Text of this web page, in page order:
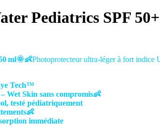
Pediatrics SPF
ml🌞👶Photoprotecteur ultra-léger à fort indice
Tech™
Wet Skin sans compromis👶
testé pédiatriquement
👶
immédiate